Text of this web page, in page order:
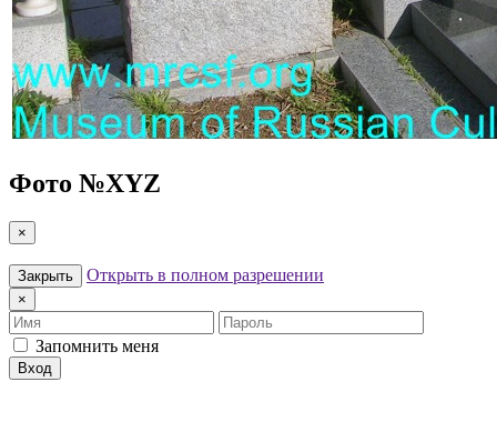
Фото №XYZ
×
Закрыть Открыть в полном разрешении
×
Имя
Пароль
Запомнить меня
Вход